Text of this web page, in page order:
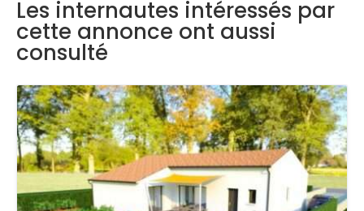
Les internautes intéressés par
cette annonce ont aussi
consulté